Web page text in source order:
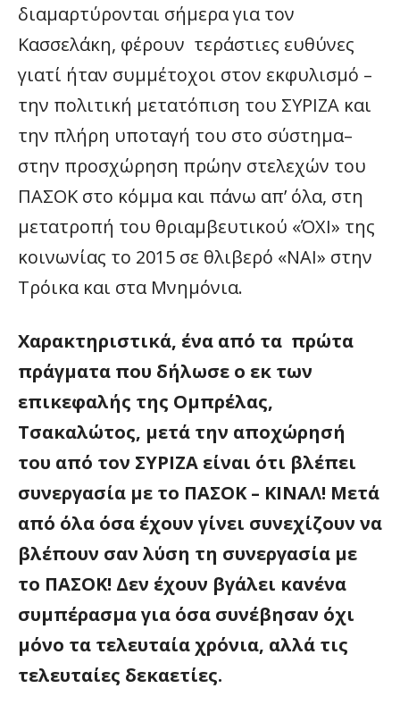
διαμαρτύρονται σήμερα για τον
Κασσελάκη, φέρουν τεράστιες ευθύνες
γιατί ήταν συμμέτοχοι στον εκφυλισμό –
την πολιτική μετατόπιση του ΣΥΡΙΖΑ και
την πλήρη υποταγή του στο σύστημα–
στην προσχώρηση πρώην στελεχών του
ΠΑΣΟΚ στο κόμμα και πάνω απ’ όλα, στη
μετατροπή του θριαμβευτικού «ΌΧΙ» της
κοινωνίας το 2015 σε θλιβερό «ΝΑΙ» στην
Τρόικα και στα Μνημόνια.
Χαρακτηριστικά, ένα από τα πρώτα
πράγματα που δήλωσε ο εκ των
επικεφαλής της Ομπρέλας,
Τσακαλώτος, μετά την αποχώρησή
του από τον ΣΥΡΙΖΑ είναι ότι βλέπει
συνεργασία με το ΠΑΣΟΚ – ΚΙΝΑΛ! Μετά
από όλα όσα έχουν γίνει συνεχίζουν να
βλέπουν σαν λύση τη συνεργασία με
το ΠΑΣΟΚ! Δεν έχουν βγάλει κανένα
συμπέρασμα για όσα συνέβησαν όχι
μόνο τα τελευταία χρόνια, αλλά τις
τελευταίες δεκαετίες.